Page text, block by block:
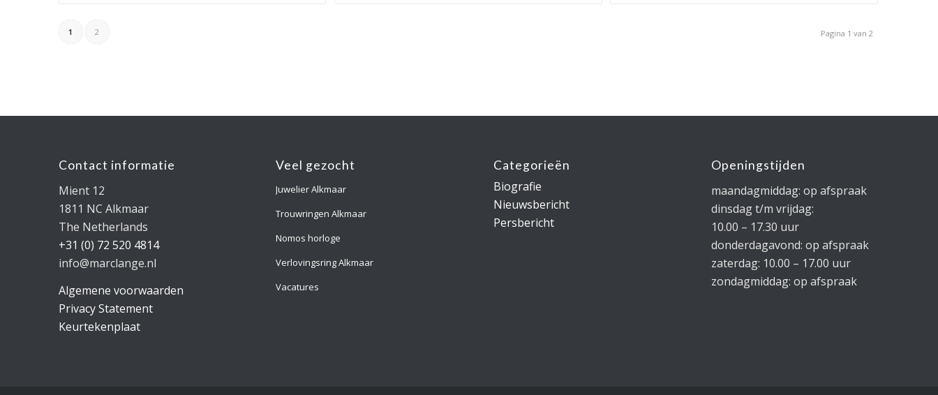
Pagina 1 van 2
1 2
Contact informatie
Mient 12
1811 NC Alkmaar
The Netherlands
+31 (0) 72 520 4814
info@marclange.nl
Algemene voorwaarden
Privacy Statement
Keurtekenplaat
Veel gezocht
Juwelier Alkmaar
Trouwringen Alkmaar
Nomos horloge
Verlovingsring Alkmaar
Vacatures
Categorieën
Biografie
Nieuwsbericht
Persbericht
Openingstijden
maandagmiddag: op afspraak
dinsdag t/m vrijdag:
10.00 – 17.30 uur
donderdagavond: op afspraak
zaterdag: 10.00 – 17.00 uur
zondagmiddag: op afspraak